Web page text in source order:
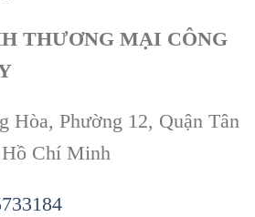
THƯƠNG MẠI CÔNG
Hòa, Phường 12, Quận Tân
Chí Minh